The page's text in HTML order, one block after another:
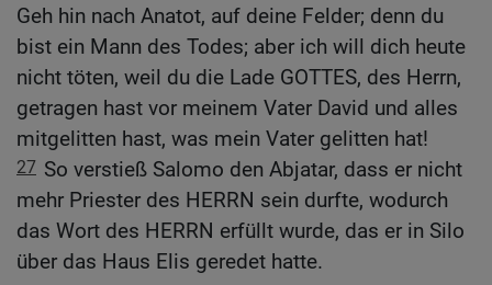
Geh hin nach Anatot, auf deine Felder; denn du
bist ein Mann des Todes; aber ich will dich heute
nicht töten, weil du die Lade GOTTES, des Herrn,
getragen hast vor meinem Vater David und alles
mitgelitten hast, was mein Vater gelitten hat!
27 So verstieß Salomo den Abjatar, dass er nicht
mehr Priester des HERRN sein durfte, wodurch
das Wort des HERRN erfüllt wurde, das er in Silo
über das Haus Elis geredet hatte.